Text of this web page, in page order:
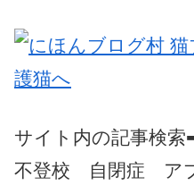
サイト内の記事検
不登校 自閉症 ア